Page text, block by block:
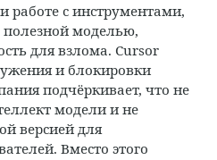
работе с инструментами,
полезной моделью,
для взлома. Cursor
и блокировки
подчёркивает, что не
модели и не
версией для
Вместо этого